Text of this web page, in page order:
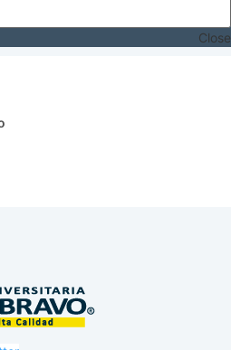
Close